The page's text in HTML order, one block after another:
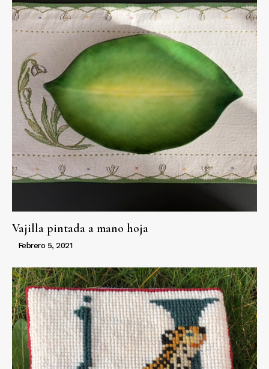
Vajilla pintada a mano hoja
Febrero 5, 2021